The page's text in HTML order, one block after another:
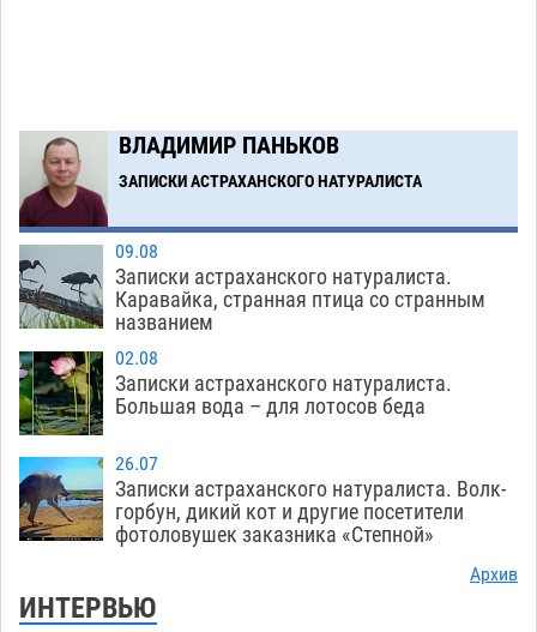
Загрузить еще
ВЛАДИМИР ПАНЬКОВ
ЗАПИСКИ АСТРАХАНСКОГО НАТУРАЛИСТА
09.08
Записки астраханского натуралиста.
Каравайка, странная птица со странным
названием
02.08
Записки астраханского натуралиста.
Большая вода – для лотосов беда
26.07
Записки астраханского натуралиста. Волк-
горбун, дикий кот и другие посетители
фотоловушек заказника «Степной»
Архив
ИНТЕРВЬЮ